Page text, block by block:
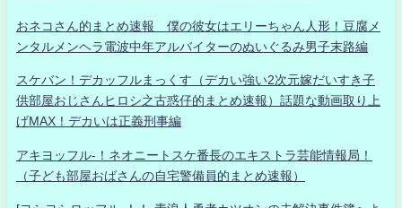
おネコさん的まとめ速報 僕の彼女はエリーちゃん人形！豆腐メ
ンタルメンヘラ電波中年アルバイターのぬいぐるみ男子末路編
スケバン！デカッフルまっくす（デカい強い2次元嫁だいすき子
供部屋おじさんヒロシ之古惑仔的まとめ速報）話題な動画取り上
げMAX！デカいは正義刑事編
アキヨッフル-！ネオニートスケ番長のエキストラ芸能情報局！
（子ども部屋おばさんの自宅警備員的まとめ速報）